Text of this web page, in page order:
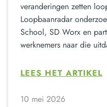
veranderingen zetten
Loopbaanradar
School, SD Worx en
werknemers naar die
LEES HET ARTIKEL
10 mei 2026